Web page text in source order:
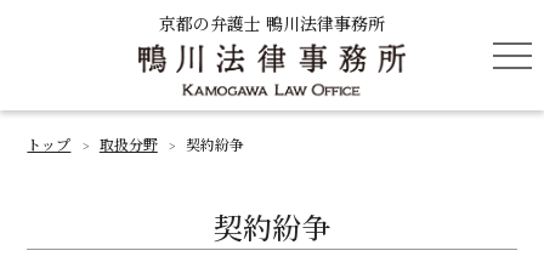
京都の弁護士 鴨川法律事務所
トップ > 取扱分野 > 契約紛争
契約紛争